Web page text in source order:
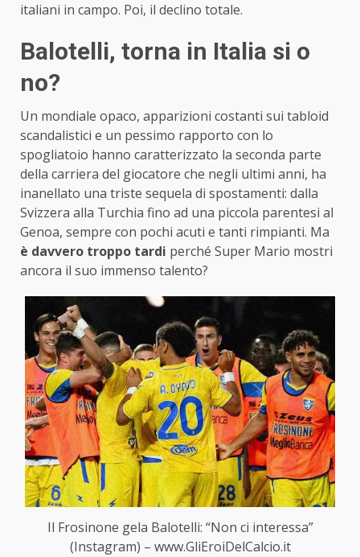
italiani in campo. Poi, il declino totale.
Balotelli, torna in Italia si o
no?
Un mondiale opaco, apparizioni costanti sui tabloid
scandalistici e un pessimo rapporto con lo
spogliatoio hanno caratterizzato la seconda parte
della carriera del giocatore che negli ultimi anni, ha
inanellato una triste sequela di spostamenti: dalla
Svizzera alla Turchia fino ad una piccola parentesi al
Genoa, sempre con pochi acuti e tanti rimpianti. Ma
è davvero troppo tardi perché Super Mario mostri
ancora il suo immenso talento?
Il Frosinone gela Balotelli: “Non ci interessa”
(Instagram) – www.GliEroiDelCalcio.it